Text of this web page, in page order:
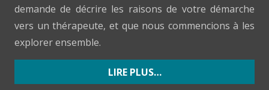
demande de décrire les raisons de votre démarche
vers un thérapeute, et que nous commencions à les
explorer ensemble.
LIRE PLUS…